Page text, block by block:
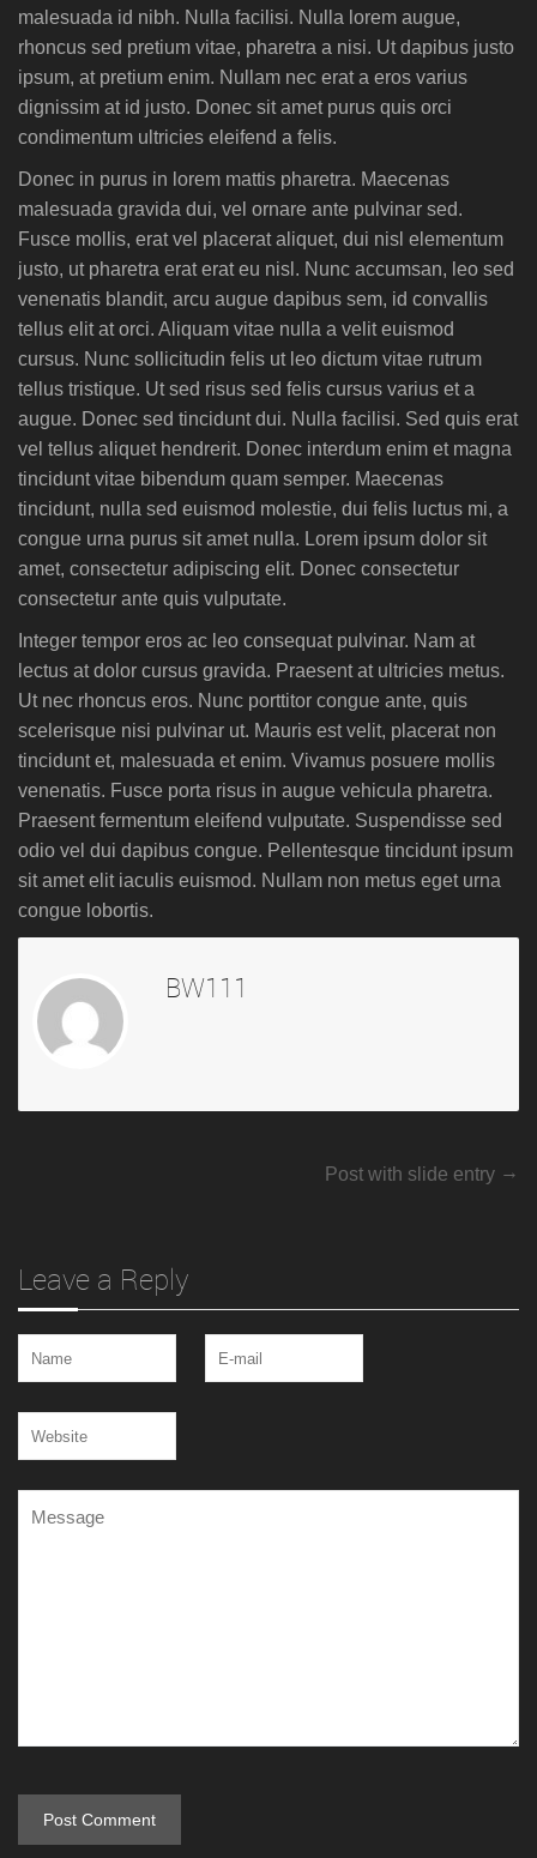
malesuada id nibh. Nulla facilisi. Nulla lorem augue,
rhoncus sed pretium vitae, pharetra a nisi. Ut dapibus justo
ipsum, at pretium enim. Nullam nec erat a eros varius
dignissim at id justo. Donec sit amet purus quis orci
condimentum ultricies eleifend a felis.
Donec in purus in lorem mattis pharetra. Maecenas
malesuada gravida dui, vel ornare ante pulvinar sed.
Fusce mollis, erat vel placerat aliquet, dui nisl elementum
justo, ut pharetra erat erat eu nisl. Nunc accumsan, leo sed
venenatis blandit, arcu augue dapibus sem, id convallis
tellus elit at orci. Aliquam vitae nulla a velit euismod
cursus. Nunc sollicitudin felis ut leo dictum vitae rutrum
tellus tristique. Ut sed risus sed felis cursus varius et a
augue. Donec sed tincidunt dui. Nulla facilisi. Sed quis erat
vel tellus aliquet hendrerit. Donec interdum enim et magna
tincidunt vitae bibendum quam semper. Maecenas
tincidunt, nulla sed euismod molestie, dui felis luctus mi, a
congue urna purus sit amet nulla. Lorem ipsum dolor sit
amet, consectetur adipiscing elit. Donec consectetur
consectetur ante quis vulputate.
Integer tempor eros ac leo consequat pulvinar. Nam at
lectus at dolor cursus gravida. Praesent at ultricies metus.
Ut nec rhoncus eros. Nunc porttitor congue ante, quis
scelerisque nisi pulvinar ut. Mauris est velit, placerat non
tincidunt et, malesuada et enim. Vivamus posuere mollis
venenatis. Fusce porta risus in augue vehicula pharetra.
Praesent fermentum eleifend vulputate. Suspendisse sed
odio vel dui dapibus congue. Pellentesque tincidunt ipsum
sit amet elit iaculis euismod. Nullam non metus eget urna
congue lobortis.
BW111
Post with slide entry →
Leave a Reply
Post Comment